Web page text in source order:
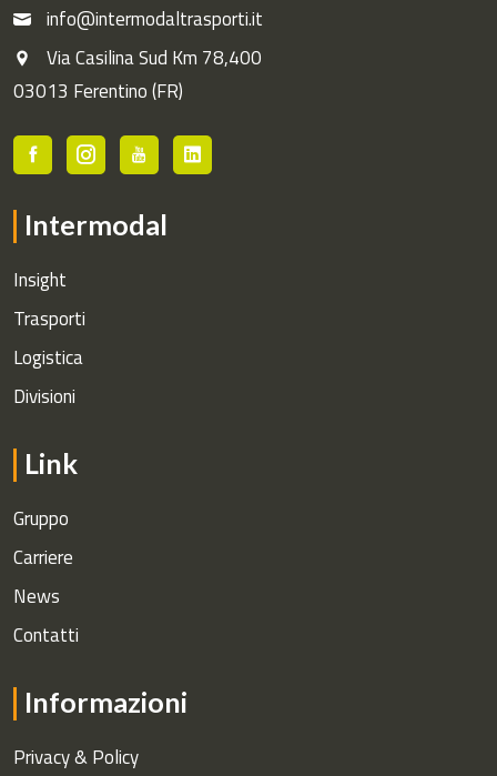
info@intermodaltrasporti.it
Via Casilina Sud Km 78,400
03013 Ferentino (FR)
Intermodal
Insight
Trasporti
Logistica
Divisioni
Link
Gruppo
Carriere
News
Contatti
Informazioni
Privacy & Policy